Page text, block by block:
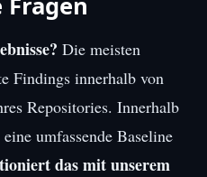
Die meisten
Findings innerhalb von
Repositories. Innerhalb
umfassende Baseline
das mit unserem